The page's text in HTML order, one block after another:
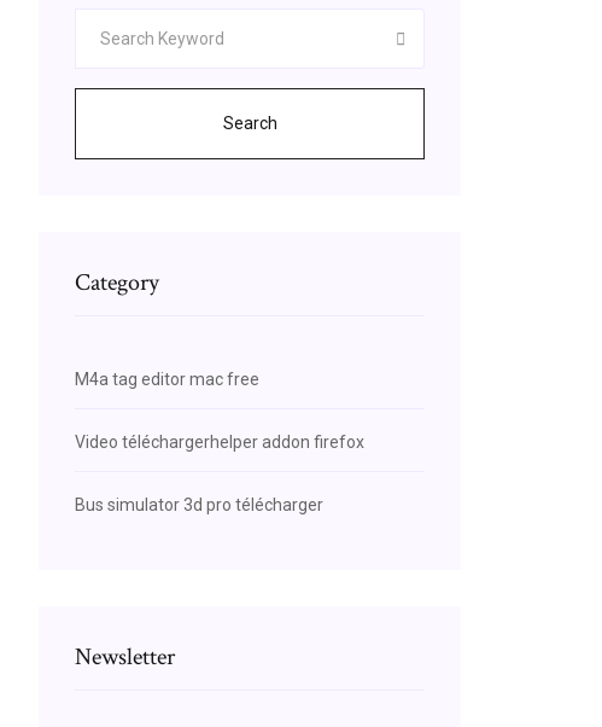
Search
Category
M4a tag editor mac free
Video téléchargerhelper addon firefox
Bus simulator 3d pro télécharger
Newsletter